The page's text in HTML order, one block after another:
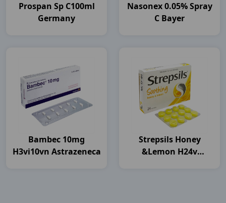
Prospan Sp C100ml
Germany
Nasonex 0.05% Spray
C Bayer
Bambec 10mg
H3vi10vn Astrazeneca
Strepsils Honey
&lemon H24v